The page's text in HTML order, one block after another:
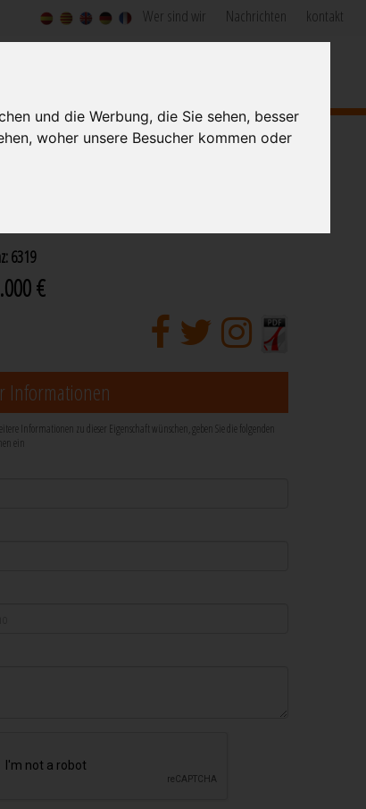
und die Werbung, die Sie sehen, besser
woher unsere Besucher kommen oder
Wer sind wir Nachrichten kontakt
6319
€
Informationen
Informationen zu dieser Eigenschaft wünschen, geben Sie die folgenden
ein